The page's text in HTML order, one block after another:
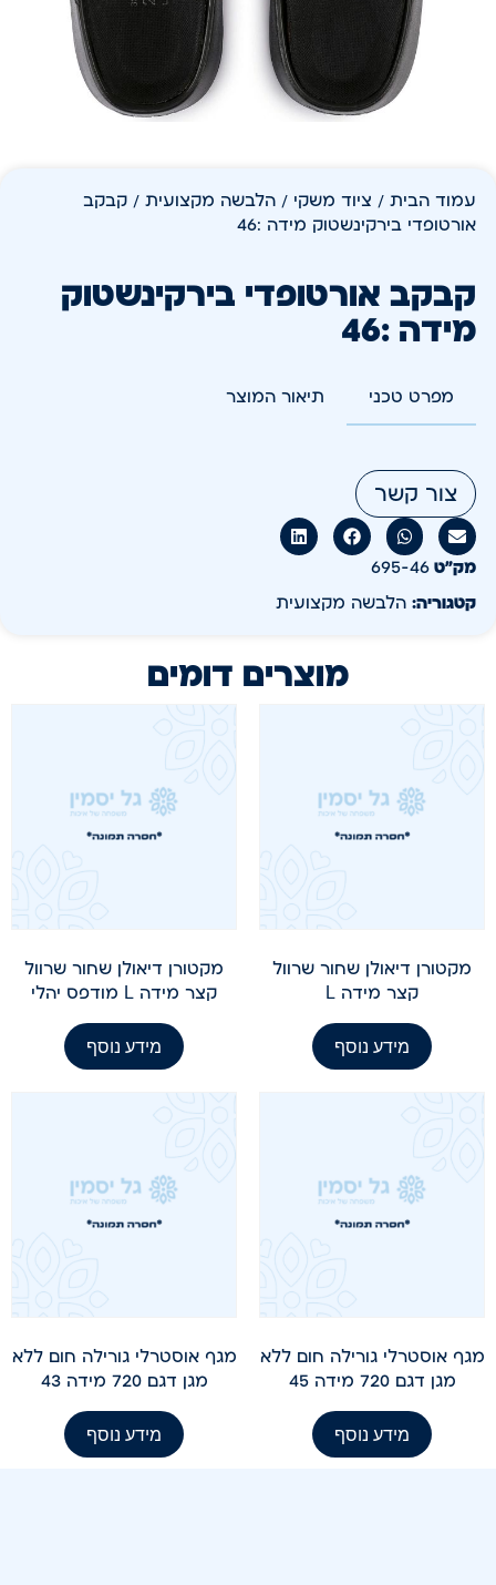
עמוד הבית / ציוד משקי / הלבשה מקצועית / קבקב
אורטופדי בירקינשטוק מידה :46
קבקב אורטופדי בירקינשטוק
מידה :46
מפרט טכני תיאור המוצר
צור קשר
מק״ט 695-46
קטגוריה: הלבשה מקצועית
מוצרים דומים
מקטורן דיאולן שחור שרוול
קצר מידה L
מידע נוסף
מקטורן דיאולן שחור שרוול
קצר מידה L מודפס יהלי
מידע נוסף
מגף אוסטרלי גורילה חום ללא
מגן דגם 720 מידה 45
מידע נוסף
מגף אוסטרלי גורילה חום ללא
מגן דגם 720 מידה 43
מידע נוסף